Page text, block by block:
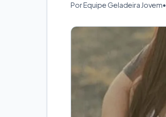
Por Equipe Geladeira Jovem•